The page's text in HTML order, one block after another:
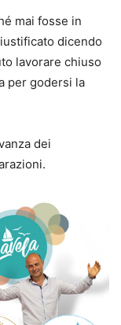
mai fosse in
dicendo
lavorare chiuso
per godersi la
dei